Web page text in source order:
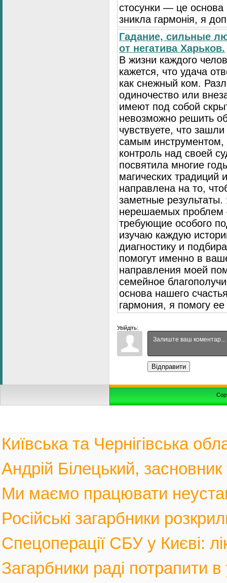
стосунки — це
зникла гармонія, я
Гадание, сильные
от негатива Харьков.
В жизни каждого
кажется, что удача
как снежный ком.
одиночество или
имеют под собой
невозможно решить
чувствуете, что
самым инструментом,
контроль над своей
посвятила многие
магических традиций
направлена на то,
заметные
нерешаемых
требующие особого
изучаю каждую
диагностику и
помогут именно в
направления моей
семейное
основа нашего
гармония, я помогу ее
Увійдіть:
Відправити
Київська та Чернігівська
Андрій Білецький,
Ми маємо працювати
Російські загарбники
Спецоперації СБУ у Києві:
Загарбники раді потрапити